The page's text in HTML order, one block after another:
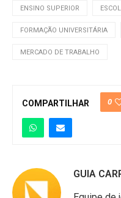
ENSINO SUPERIOR
FORMAÇÃO UNIVERSITÁRIA
MERCADO DE TRABALHO
COMPARTILHAR 0
GUIA